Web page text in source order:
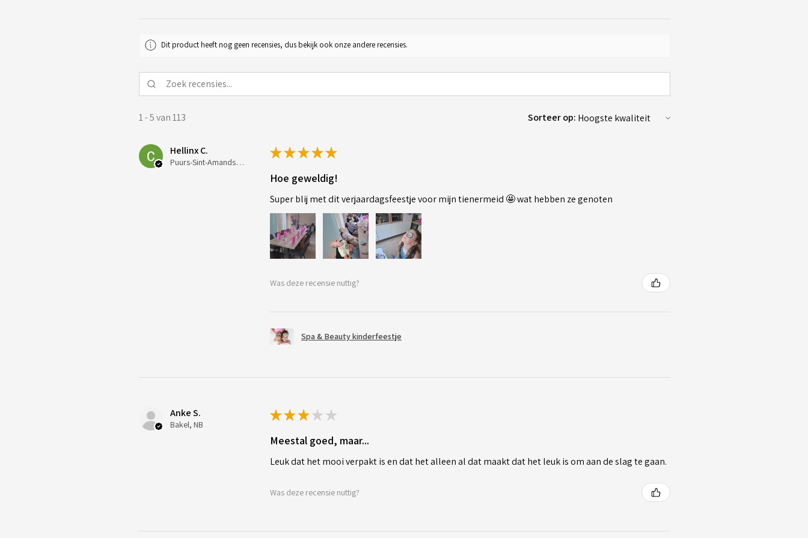
Dit product heeft nog geen recensies, dus bekijk ook onze andere recensies.
1 - 5 van 113 Sorteer op:
Hellinx C.
Puurs-Sint-Amands, Belgium
★★★★★
Hoe geweldig!
Super blij met dit verjaardagsfeestje voor mijn tienermeid 🤩 wat hebben ze genoten
Was deze recensie nuttig?
Spa & Beauty kinderfeestje
Anke S.
Bakel, NB
★★★ ★ ★
Meestal goed, maar...
Leuk dat het mooi verpakt is en dat het alleen al dat maakt dat het leuk is om aan de slag te gaan.
Was deze recensie nuttig?